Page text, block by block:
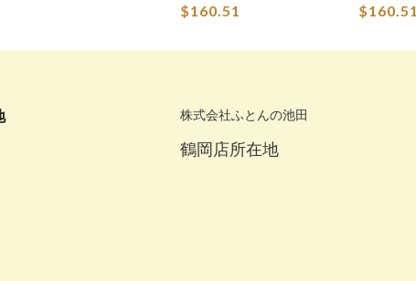
$160.51
$160.51
株式会社ふとんの池田
鶴岡店所在地